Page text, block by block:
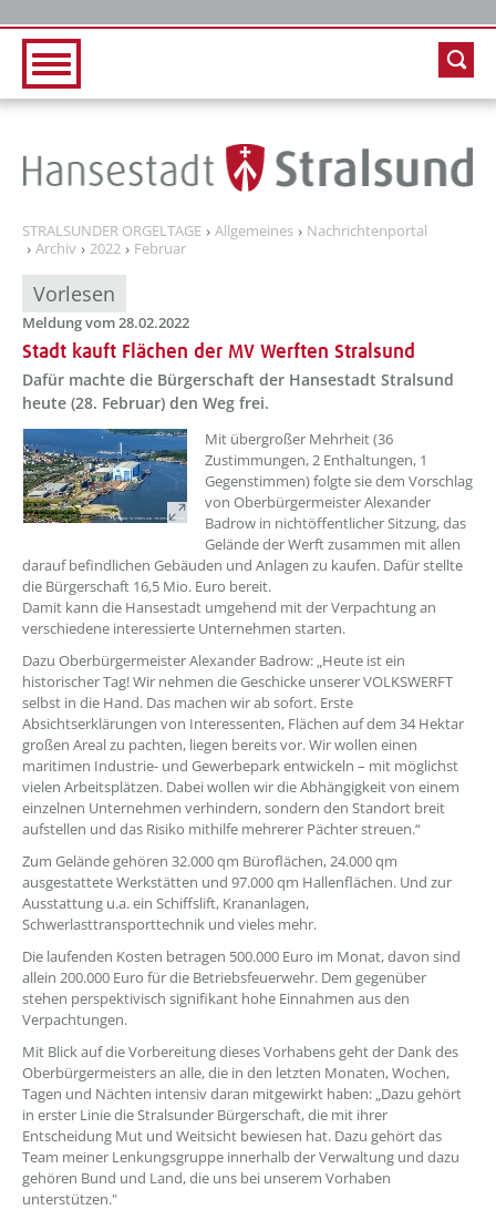
STRALSUNDER ORGELTAGE Allgemeines
Nachrichtenportal
Archiv
2022 Februar
Vorlesen
Meldung vom 28.02.2022
Stadt kauft Flächen der MV Werften Stralsund
Dafür machte die Bürgerschaft der Hansestadt Stralsund
heute (28. Februar) den Weg frei.
??? absaetzeOben[1]/titel ???
Mit übergroßer Mehrheit (36
Zustimmungen, 2 Enthaltungen, 1
Gegenstimmen) folgte sie dem Vorschlag
von Oberbürgermeister Alexander
Badrow in nichtöffentlicher Sitzung, das
Gelände der Werft zusammen mit allen
darauf befindlichen Gebäuden und Anlagen zu kaufen. Dafür stellte
die Bürgerschaft 16,5 Mio. Euro bereit.
Damit kann die Hansestadt umgehend mit der Verpachtung an
verschiedene interessierte Unternehmen starten.
Dazu Oberbürgermeister Alexander Badrow: „Heute ist ein
historischer Tag! Wir nehmen die Geschicke unserer VOLKSWERFT
selbst in die Hand. Das machen wir ab sofort. Erste
Absichtserklärungen von Interessenten, Flächen auf dem 34 Hektar
großen Areal zu pachten, liegen bereits vor. Wir wollen einen
maritimen Industrie- und Gewerbepark entwickeln – mit möglichst
vielen Arbeitsplätzen. Dabei wollen wir die Abhängigkeit von einem
einzelnen Unternehmen verhindern, sondern den Standort breit
aufstellen und das Risiko mithilfe mehrerer Pächter streuen.“
Zum Gelände gehören 32.000 qm Büroflächen, 24.000 qm
ausgestattete Werkstätten und 97.000 qm Hallenflächen. Und zur
Ausstattung u.a. ein Schiffslift, Krananlagen,
Schwerlasttransporttechnik und vieles mehr.
Die laufenden Kosten betragen 500.000 Euro im Monat, davon sind
allein 200.000 Euro für die Betriebsfeuerwehr. Dem gegenüber
stehen perspektivisch signifikant hohe Einnahmen aus den
Verpachtungen.
Mit Blick auf die Vorbereitung dieses Vorhabens geht der Dank des
Oberbürgermeisters an alle, die in den letzten Monaten, Wochen,
Tagen und Nächten intensiv daran mitgewirkt haben: „Dazu gehört
in erster Linie die Stralsunder Bürgerschaft, die mit ihrer
Entscheidung Mut und Weitsicht bewiesen hat. Dazu gehört das
Team meiner Lenkungsgruppe innerhalb der Verwaltung und dazu
gehören Bund und Land, die uns bei unserem Vorhaben
unterstützen."